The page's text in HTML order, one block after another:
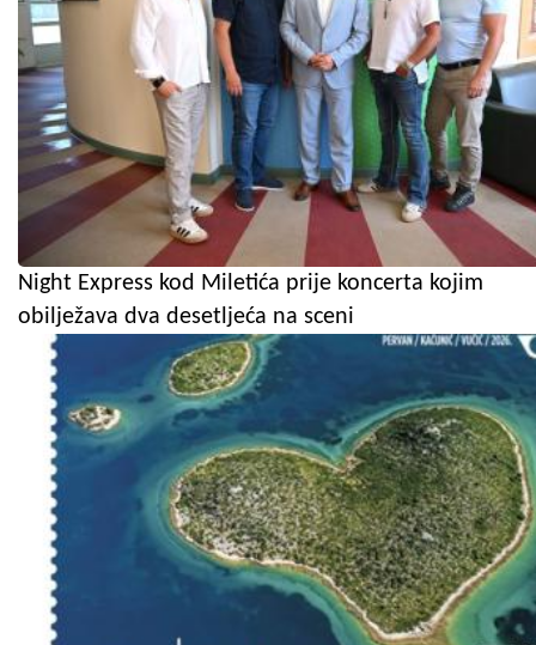
Night Express kod Miletića prije koncerta kojim
obilježava dva desetljeća na sceni